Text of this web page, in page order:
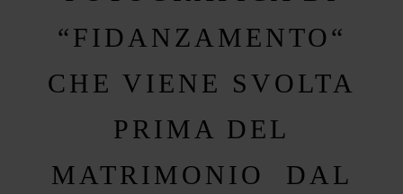
“FIDANZAMENTO“
CHE VIENE SVOLTA
PRIMA DEL
MATRIMONIO DAL